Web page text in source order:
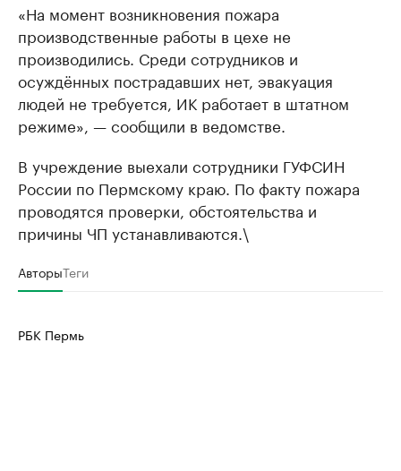
«На момент возникновения пожара
производственные работы в цехе не
производились. Среди сотрудников и
осуждённых пострадавших нет, эвакуация
людей не требуется, ИК работает в штатном
режиме», — сообщили в ведомстве.
В учреждение выехали сотрудники ГУФСИН
России по Пермскому краю. По факту пожара
проводятся проверки, обстоятельства и
причины ЧП устанавливаются.\
АвторыТеги
РБК Пермь